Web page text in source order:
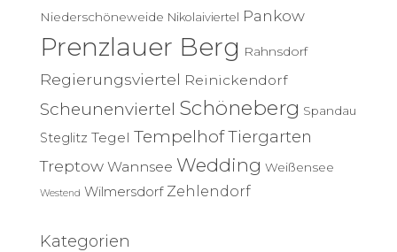
Niederschöneweide Nikolaiviertel Pankow
Prenzlauer Berg Rahnsdorf
Regierungsviertel Reinickendorf
Scheunenviertel Schöneberg Spandau
Steglitz Tegel TempelhofTiergarten
Treptow Wannsee Wedding Weißensee
Westend Wilmersdorf Zehlendorf
Kategorien